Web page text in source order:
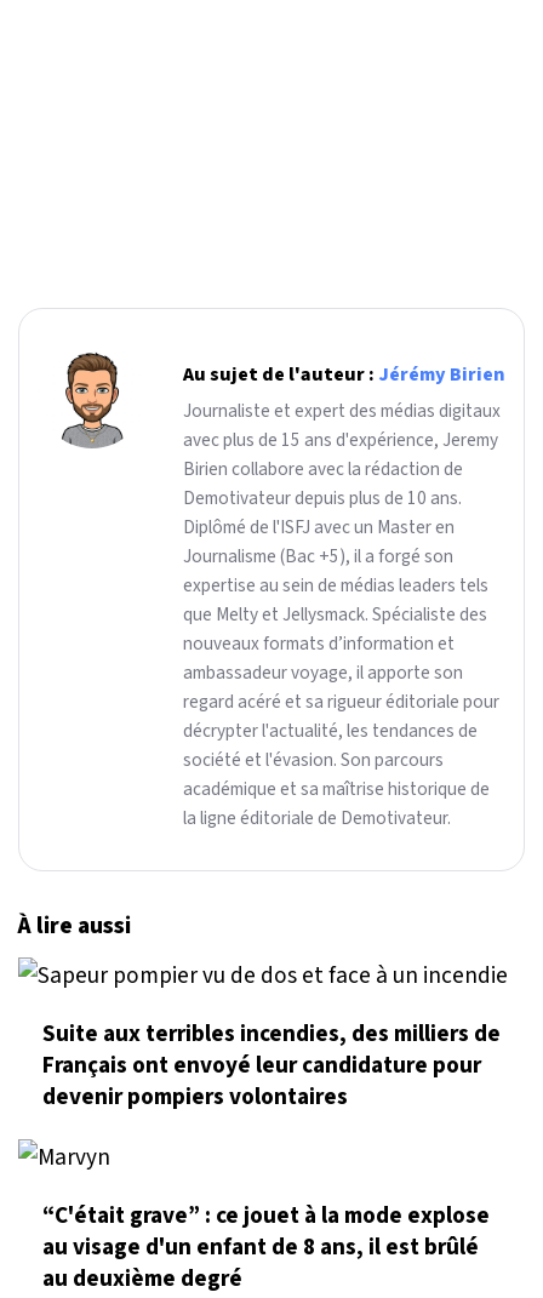
Au sujet de l'auteur : Jérémy Birien
Journaliste et expert des médias digitaux
avec plus de 15 ans d'expérience, Jeremy
Birien collabore avec la rédaction de
Demotivateur depuis plus de 10 ans.
Diplômé de l'ISFJ avec un Master en
Journalisme (Bac +5), il a forgé son
expertise au sein de médias leaders tels
que Melty et Jellysmack. Spécialiste des
nouveaux formats d’information et
ambassadeur voyage, il apporte son
regard acéré et sa rigueur éditoriale pour
décrypter l'actualité, les tendances de
société et l'évasion. Son parcours
académique et sa maîtrise historique de
la ligne éditoriale de Demotivateur.
À lire aussi
Suite aux terribles incendies, des milliers de
Français ont envoyé leur candidature pour
devenir pompiers volontaires
“C'était grave” : ce jouet à la mode explose
au visage d'un enfant de 8 ans, il est brûlé
au deuxième degré